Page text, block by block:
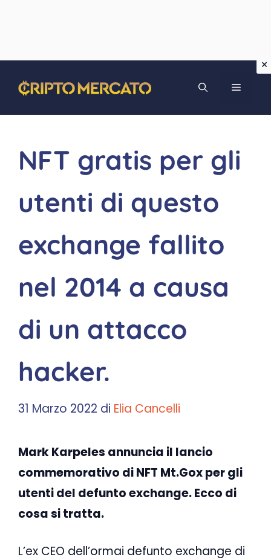
contenuto
MENU
NFT gratis per gli
utenti di questo
exchange fallito
nel 2014 a causa
di un attacco
hacker.
31 Marzo 2022 di Elia Cancelli
Mark Karpeles annuncia il lancio
commemorativo di NFT Mt.Goxper gli
utenti del defunto exchange. Ecco di
cosa si tratta.
L’ex CEO dell’ormai defunto exchange di